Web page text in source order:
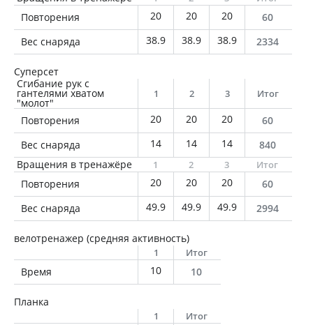
Повторения 20 20 20
60
Вес снаряда
38.9 38.9 38.9 2334
Суперсет
Сгибание рук с
гантелями хватом
"молот"
1 2 3 Итог
Повторения 20 20 20
60
Вес снаряда
14 14 14
840
Вращения в тренажёре
1 2 3 Итог
Повторения 20 20 20
60
Вес снаряда
49.9 49.9 49.9 2994
велотренажер (средняя активность)
1 Итог
Время 10 10
Планка
1 Итог